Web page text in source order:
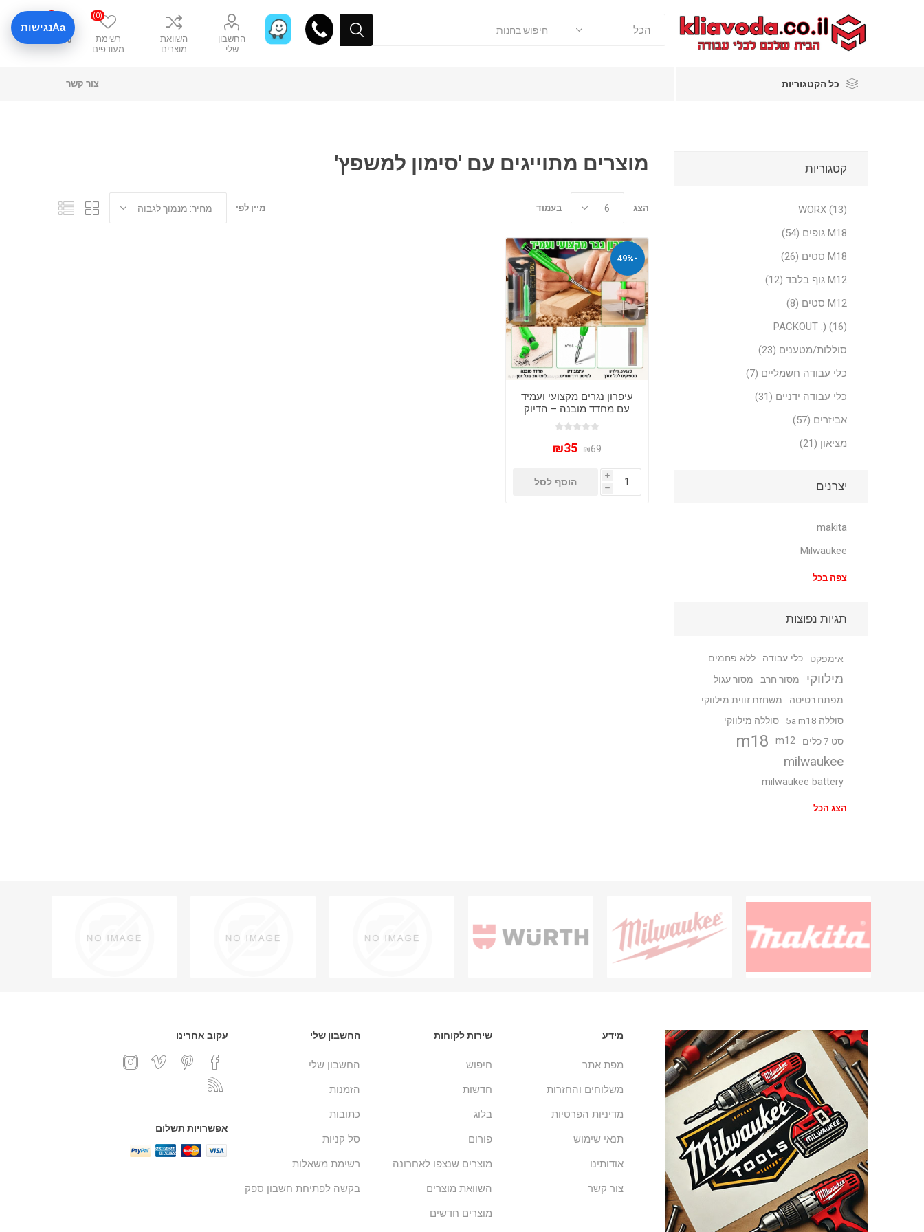
החשבון
שלי
השוואת
מוצרים
רשימת
מעודפים
(0)
₪0
כל הקטגוריות צור קשר
מוצרים מתוייגים עם 'סימון למשפץ'
מיין לפי הצג בעמוד
-49%
עיפרון נגרים מקצועי ועמיד
עם מחדד מובנה – הדיוק
שחיפשת בעבודה שלך!
₪69
₪35
i
h
הוסף לסל
קטגוריות
WORX (13)
M18 גופים (54)
M18 סטים (26)
M12 גוף בלבד (12)
M12 סטים (8)
PACKOUT :) (16)
סוללות/מטענים (23)
כלי עבודה חשמליים (7)
כלי עבודה ידניים (31)
אביזרים (57)
מציאון (21)
יצרנים
makita
Milwaukee
צפה בכל
תגיות נפוצות
אימפקט כלי עבודה ללא פחמים
מילווקי מסור חרב
מסור עגול
מפתח רטיטה
משחזת זווית מילווקי
סוללה 5a m18
סוללה מילווקי
סט 7 כלים
m12
m18
milwaukee
milwaukee battery
הצג הכל
מידע
מפת אתר
משלוחים והחזרות
מדיניות הפרטיות
תנאי שימוש
אודותינו
צור קשר
שירות לקוחות
חיפוש
חדשות
בלוג
פורום
מוצרים שנצפו לאחרונה
השוואת מוצרים
מוצרים חדשים
החשבון שלי
החשבון שלי
הזמנות
כתובות
סל קניות
רשימת משאלות
בקשה לפתיחת חשבון ספק
עקוב אחרינו
אפשרויות תשלום
Aaנגישות